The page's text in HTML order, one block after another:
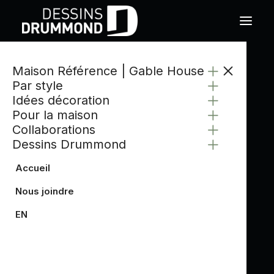
Maison Référence | Gable House
Par style
Idées décoration
Pour la maison
Collaborations
Dessins Drummond
Accueil
Nous joindre
EN
CATÉGORIE
GALERIES